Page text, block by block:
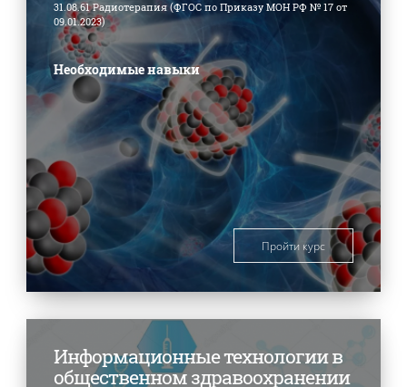
31.08.61 Радиотерапия (ФГОС по Приказу МОН РФ № 17 от
09.01.2023)
Необходимые навыки
Пройти курс
Информационные технологии в
общественном здравоохранении